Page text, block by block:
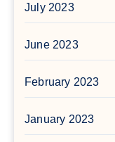
July 2023
June 2023
February 2023
January 2023